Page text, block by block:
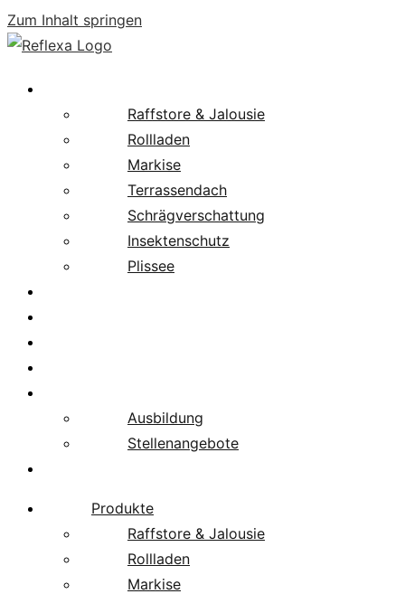
Zum Inhalt springen
Raffstore & Jalousie
Rollladen
Markise
Terrassendach
Schrägverschattung
Insektenschutz
Plissee
Ausbildung
Stellenangebote
Produkte
Raffstore & Jalousie
Rollladen
Markise